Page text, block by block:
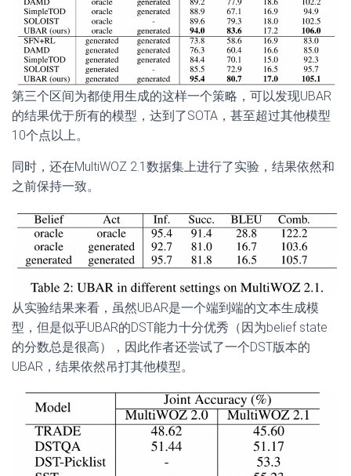
第三个区间为都使用生成的这样一个策略，可以发现UBAR
的结果优于所有的模型，达到了SOTA，甚至超过其他模型
10个点以上。
同时，还在MultiWOZ 2.1数据集上进行了实验，结果依然和
之前保持一致。
从实验结果来看，虽然UBAR是一个端到端的文本生成模
型，但是似乎UBAR的DST能力十分优秀（因为belief state
的分数总是很高），因此作者还尝试了一个DST版本的
UBAR，结果依然吊打其他模型。